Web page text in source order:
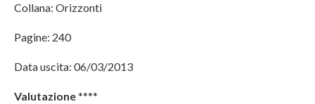
Collana: Orizzonti
Pagine: 240
Data uscita: 06/03/2013
Valutazione****